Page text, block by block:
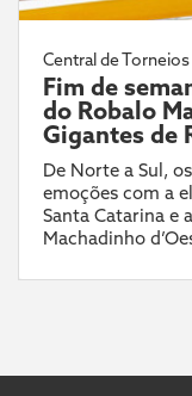
Central de Torneios
Fim de
do Robalo
Gigantes de
De Norte a Sul,
emoções com a
Santa Catarina e
Machadinho